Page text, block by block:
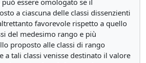
essere omologato se il
a ciascuna delle classi dissenzienti
favorevole rispetto a quello
del medesimo rango e più
proposto alle classi di rango
a tali classi venisse destinato il valore